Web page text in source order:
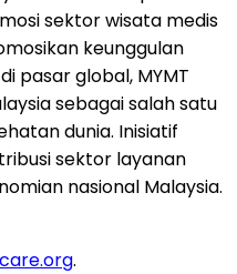
sektor wisata medis
keunggulan
pasar global, MYMT
sebagai salah satu
dunia. Inisiatif
sektor layanan
nasional Malaysia.
.